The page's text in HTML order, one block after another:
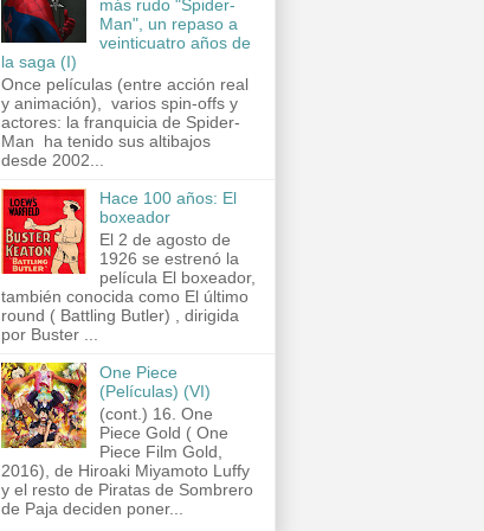
más rudo "Spider-
Man", un repaso a
veinticuatro años de
la saga (I)
Once películas (entre acción real
y animación), varios spin-offs y
actores: la franquicia de Spider-
Man ha tenido sus altibajos
desde 2002...
Hace 100 años: El
boxeador
El 2 de agosto de
1926 se estrenó la
película El boxeador,
también conocida como El último
round ( Battling Butler) , dirigida
por Buster ...
One Piece
(Películas) (VI)
(cont.) 16. One
Piece Gold ( One
Piece Film Gold,
2016), de Hiroaki Miyamoto Luffy
y el resto de Piratas de Sombrero
de Paja deciden poner...